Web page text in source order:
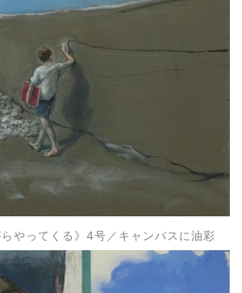
らやってくる》4号 ／キャンバスに油彩